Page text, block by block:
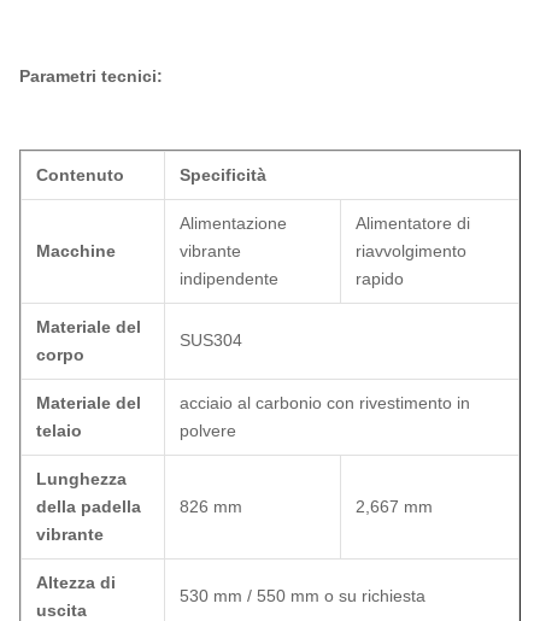
Parametri tecnici:
Contenuto Specificità
Macchine
Alimentazione
vibrante
indipendente
Alimentatore di
riavvolgimento
rapido
Materiale del
corpo
SUS304
Materiale del
telaio
acciaio al carbonio con rivestimento in
polvere
Lunghezza
della padella
vibrante
826 mm 2,667 mm
Altezza di
uscita
530 mm / 550 mm o su richiesta